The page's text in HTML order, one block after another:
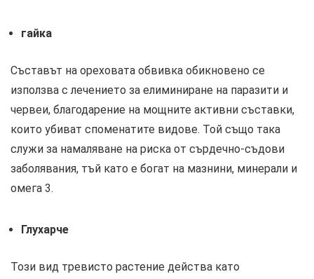
гайка
Съставът на ореховата обвивка обикновено се
използва с лечението за елиминиране на паразити и
червеи, благодарение на мощните активни съставки,
които убиват споменатите видове. Той също така
служи за намаляване на риска от сърдечно-съдови
заболявания, тъй като е богат на мазнини, минерали и
омега 3.
Глухарче
Този вид тревисто растение действа като